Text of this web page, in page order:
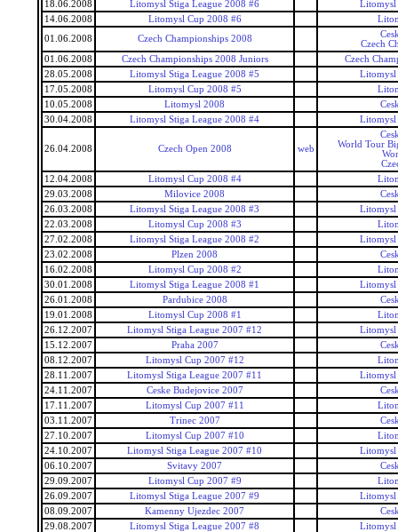
18.06.2008
Litomysl Stiga League 2008 #6
Litomysl
14.06.2008
Litomysl Cup 2008 #6
01.06.2008
Czech Championships 2008
Czech
01.06.2008
Czech Championships 2008 Juniors
Czech
28.05.2008
Litomysl Stiga League 2008 #5
Litomysl
17.05.2008
Litomysl Cup 2008 #5
10.05.2008
Litomysl 2008
30.04.2008
Litomysl Stiga League 2008 #4 Litomysl
26.04.2008 Czech Open 2008 web
World Tour
12.04.2008
Litomysl Cup 2008 #4
29.03.2008
Milovice 2008
26.03.2008
Litomysl Stiga League 2008 #3
Litomysl
22.03.2008
Litomysl Cup 2008 #3
27.02.2008
Litomysl Stiga League 2008 #2
Litomysl
23.02.2008
Plzen 2008
16.02.2008
Litomysl Cup 2008 #2
30.01.2008
Litomysl Stiga League 2008 #1
Litomysl
26.01.2008
Pardubice 2008
19.01.2008
Litomysl Cup 2008 #1
26.12.2007
Litomysl Stiga League 2007 #12
Litomysl
15.12.2007
Praha 2007
08.12.2007
Litomysl Cup 2007 #12
28.11.2007
Litomysl Stiga League 2007 #11
Litomysl
24.11.2007
Ceske Budejovice 2007
17.11.2007
Litomysl Cup 2007 #11
03.11.2007
Trinec 2007
27.10.2007
Litomysl Cup 2007 #10
24.10.2007
Litomysl Stiga League 2007 #10
Litomysl
06.10.2007
Svitavy 2007
29.09.2007
Litomysl Cup 2007 #9
26.09.2007
Litomysl Stiga League 2007 #9
Litomysl
08.09.2007
Kamenny Ujezdec 2007
29.08.2007
Litomysl Stiga League 2007 #8
Litomysl